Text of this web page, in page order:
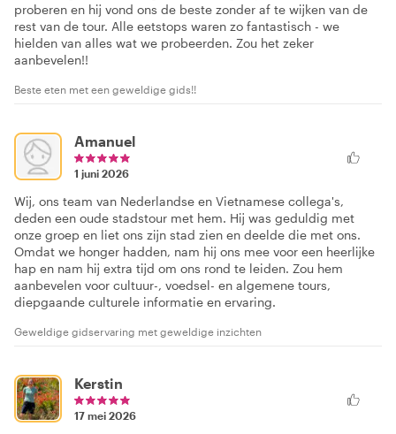
proberen en hij vond ons de beste zonder af te wijken van de
rest van de tour. Alle eetstops waren zo fantastisch - we
hielden van alles wat we probeerden. Zou het zeker
aanbevelen!!
Beste eten met een geweldige gids!!
Amanuel
1 juni 2026
Wij, ons team van Nederlandse en Vietnamese collega's,
deden een oude stadstour met hem. Hij was geduldig met
onze groep en liet ons zijn stad zien en deelde die met ons.
Omdat we honger hadden, nam hij ons mee voor een heerlijke
hap en nam hij extra tijd om ons rond te leiden. Zou hem
aanbevelen voor cultuur-, voedsel- en algemene tours,
diepgaande culturele informatie en ervaring.
Geweldige gidservaring met geweldige inzichten
Kerstin
17 mei 2026